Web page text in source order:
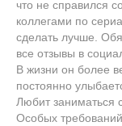
что не справился
коллегами по
сделать лучше.
все отзывы в
В жизни он более
постоянно
Любит заниматься
Особых